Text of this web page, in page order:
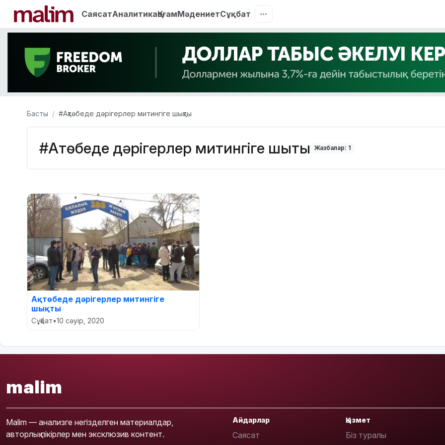
СаясатАналитикаҚоғамМәдениетСұқбат
Басты #Ақтөбеде дәрігерлер митингіге шықты
#Ақтөбеде дәрігерлер митингіге шықты Жазбалар: 1
Ақтөбеде дәрігерлер митингіге
шықты
Сұқбат•10 сәуір, 2020
malim
Malim — анализге негізделген материалдар,
авторлық пікірлер мен эксклюзив контент.
Айдарлар
Саясат
Қызмет
Біз туралы